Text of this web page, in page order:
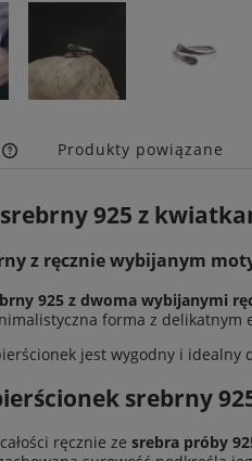
Cena nie zawiera ewentualnych
kosztów płatności
Produkty powiązane
925 z
z ręcznie wybijanym
925 z dwoma wybijanymi
forma z
jest wygodny i idealny
srebrny
ręcznie ze srebra próby